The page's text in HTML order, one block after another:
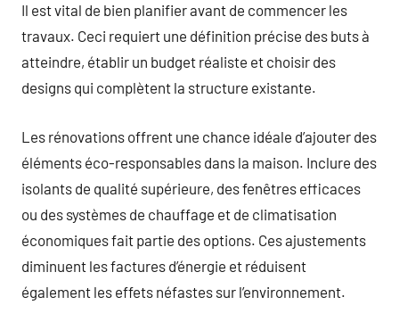
Il est vital de bien planifier avant de commencer les
travaux. Ceci requiert une définition précise des buts à
atteindre, établir un budget réaliste et choisir des
designs qui complètent la structure existante.
Les rénovations offrent une chance idéale d’ajouter des
éléments éco-responsables dans la maison. Inclure des
isolants de qualité supérieure, des fenêtres efficaces
ou des systèmes de chauffage et de climatisation
économiques fait partie des options. Ces ajustements
diminuent les factures d’énergie et réduisent
également les effets néfastes sur l’environnement.